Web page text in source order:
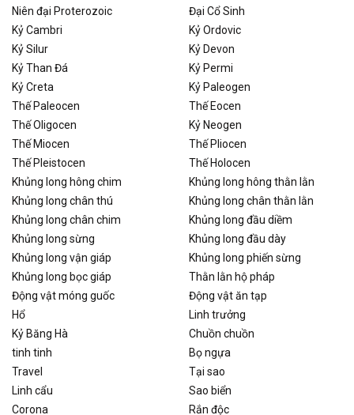
Niên đại Proterozoic
Đại Cổ Sinh
Kỷ Cambri
Kỷ Ordovic
Kỷ Silur
Kỷ Devon
Kỷ Than Đá
Kỷ Permi
Kỷ Creta
Kỷ Paleogen
Thế Paleocen
Thế Eocen
Thế Oligocen
Kỷ Neogen
Thế Miocen
Thế Pliocen
Thế Pleistocen
Thế Holocen
Khủng long hông chim
Khủng long hông thằn lằn
Khủng long chân thú
Khủng long chân thằn lằn
Khủng long chân chim
Khủng long đầu diềm
Khủng long sừng
Khủng long đầu dày
Khủng long vận giáp
Khủng long phiến sừng
Khủng long bọc giáp
Thằn lằn hộ pháp
Động vật móng guốc
Động vật ăn tạp
Hổ
Linh trưởng
Kỷ Băng Hà
Chuồn chuồn
tinh tinh
Bọ ngựa
Travel
Tại sao
Linh cẩu
Sao biển
Corona
Rắn độc